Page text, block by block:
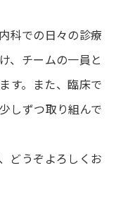
科での日々の診療
、チームの一員と
す。また、臨床で
しずつ取り組んで
どうぞよろしくお